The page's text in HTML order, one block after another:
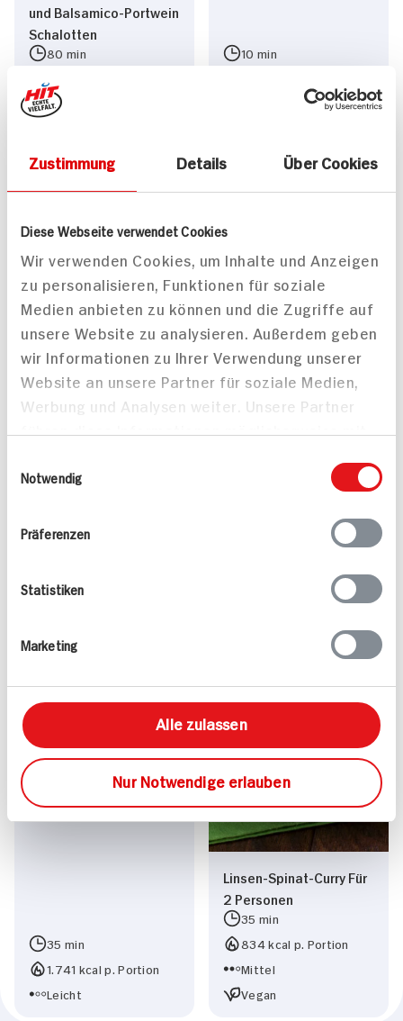
Zustimmung Details Über Cookies
Diese Webseite verwendet Cookies
Wir verwenden Cookies, um Inhalte und Anzeigen
zu personalisieren, Funktionen für soziale
Medien anbieten zu können und die Zugriffe auf
unsere Website zu analysieren. Außerdem geben
wir Informationen zu Ihrer Verwendung unserer
Website an unsere Partner für soziale Medien,
Werbung und Analysen weiter. Unsere Partner
bereitgestellt haben oder die sie im Rahmen
Notwendig
Präferenzen
Statistiken
Marketing
Alle zulassen
Nur Notwendige erlauben
und Balsamico-Portwein
Schalotten
80 min
Mittel
10 min
Schweinemedaillons im
Bohnen und Polenta
Involtini mit Balsamico-
Sauce mit Polenta und
gezupftem Rosenkohl
1.430 kcal p. Portion
Thunfischsteaks an
Polenta
35 min
1.741 kcal p. Portion
Leicht
Linsen-Spinat-Curry Für
2 Personen
35 min
834 kcal p. Portion
Mittel
Vegan